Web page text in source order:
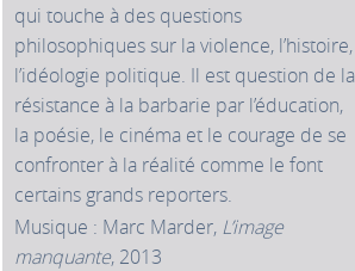
qui touche à des questions
philosophiques sur la violence, l’histoire,
l’idéologie politique. Il est question de la
résistance à la barbarie par l’éducation,
la poésie, le cinéma et le courage de se
confronter à la réalité comme le font
certains grands reporters.
Musique : Marc Marder, L’image
manquante, 2013